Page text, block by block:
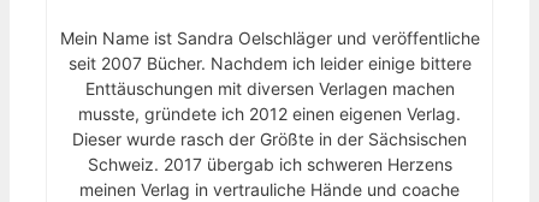
Mein Name ist Sandra Oelschläger und veröffentliche
seit 2007 Bücher. Nachdem ich leider einige bittere
Enttäuschungen mit diversen Verlagen machen
musste, gründete ich 2012 einen eigenen Verlag.
Dieser wurde rasch der Größte in der Sächsischen
Schweiz. 2017 übergab ich schweren Herzens
meinen Verlag in vertrauliche Hände und coache